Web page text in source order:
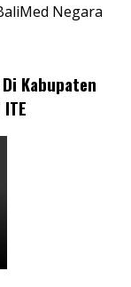
Negara
Kabupaten